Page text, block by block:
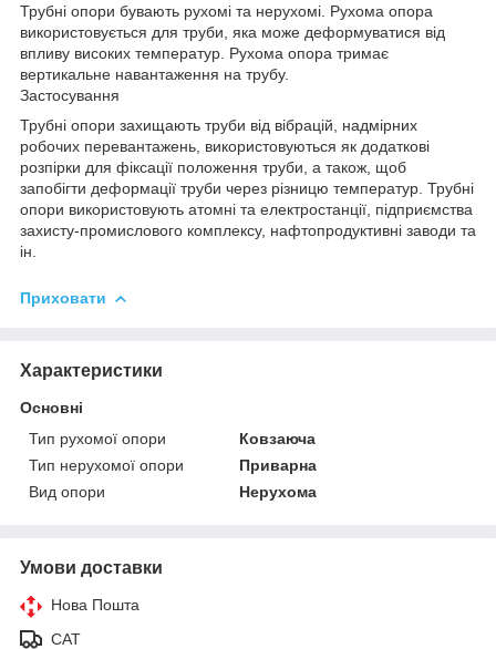
Трубні опори бувають рухомі та нерухомі. Рухома опора
використовується для труби, яка може деформуватися від
впливу високих температур. Рухома опора тримає
вертикальне навантаження на трубу.
Застосування
Трубні опори захищають труби від вібрацій, надмірних
робочих перевантажень, використовуються як додаткові
розпірки для фіксації положення труби, а також, щоб
запобігти деформації труби через різницю температур. Трубні
опори використовують атомні та електростанції, підприємства
захисту-промислового комплексу, нафтопродуктивні заводи та
ін.
Приховати
Характеристики
Основні
Тип рухомої опори
Ковзаюча
Тип нерухомої опори
Приварна
Вид опори
Нерухома
Умови доставки
Нова Пошта
САТ